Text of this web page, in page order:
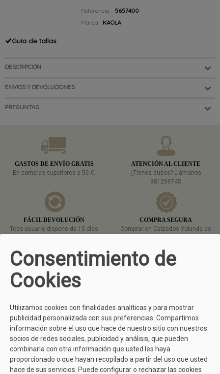
Referencia:
5657400
Marca
KAOLA
Guía de tallas
DESCRIPCIÓN
ENVIOS Y DEVOLUCIONES
PREGUNTAS
GASTOS DE ENVÍO GRATIS
En compras superiores a 50 €.
ATENCIÓN AL CLIENTE
¿Tienes dudas? Llámanos
981299745
FÁCIL DEVOLUCIÓN
Todo usuario dispone de 15 días
detalles.
COMPRA SEGURA
Comprar en Calzados Yolanda es
pago.
Oh My SANDALS
5828
39,90 €
Consentimiento de
Cookies
Utilizamos cookies con finalidades analíticas y para mostrar
publicidad personalizada con sus preferencias. Compartimos
información sobre el uso que hace de nuestro sitio con nuestros
socios de redes sociales, publicidad y análisis, que pueden
combinarla con otra información que usted les haya
proporcionado o que hayan recopilado a partir del uso que usted
hace de sus servicios. Puede configurar o rechazar las cookies